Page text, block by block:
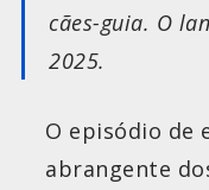
cães-guia. O
2025.
O episódio de
abrangente